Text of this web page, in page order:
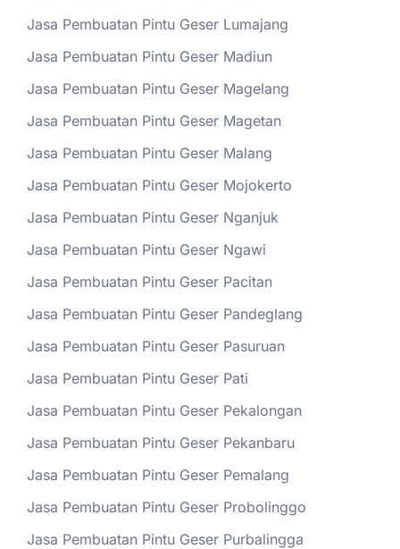
Jasa Pembuatan Pintu Geser Lumajang
Jasa Pembuatan Pintu Geser Madiun
Jasa Pembuatan Pintu Geser Magelang
Jasa Pembuatan Pintu Geser Magetan
Jasa Pembuatan Pintu Geser Malang
Jasa Pembuatan Pintu Geser Mojokerto
Jasa Pembuatan Pintu Geser Nganjuk
Jasa Pembuatan Pintu Geser Ngawi
Jasa Pembuatan Pintu Geser Pacitan
Jasa Pembuatan Pintu Geser Pandeglang
Jasa Pembuatan Pintu Geser Pasuruan
Jasa Pembuatan Pintu Geser Pati
Jasa Pembuatan Pintu Geser Pekalongan
Jasa Pembuatan Pintu Geser Pekanbaru
Jasa Pembuatan Pintu Geser Pemalang
Jasa Pembuatan Pintu Geser Probolinggo
Jasa Pembuatan Pintu Geser Purbalingga